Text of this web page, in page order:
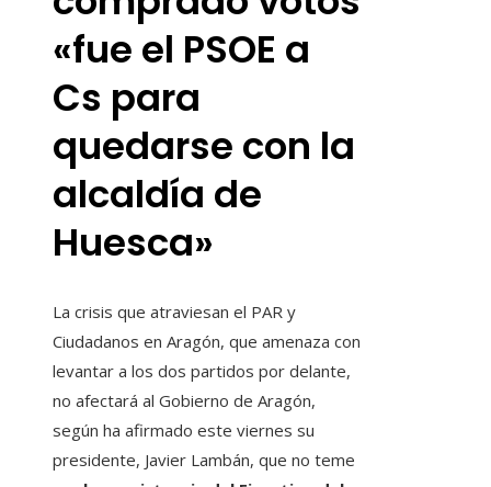
«fue el PSOE a
Cs para
quedarse con la
alcaldía de
Huesca»
La crisis que atraviesan el PAR y
Ciudadanos en Aragón, que amenaza con
levantar a los dos partidos por delante,
no afectará al Gobierno de Aragón,
según ha afirmado este viernes su
presidente, Javier Lambán, que no teme